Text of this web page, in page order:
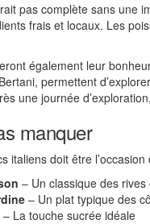
pas complète sans une
frais et locaux. Les
également leur
permettent
une journée
manquer
italiens doit être
– Un classique des rives
– Un plat typique des
– La touche sucrée idéale